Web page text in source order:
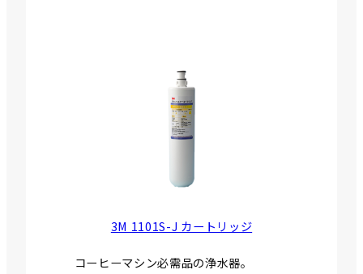
3M 1101S-J カートリッジ
コーヒーマシン必需品の浄水器。